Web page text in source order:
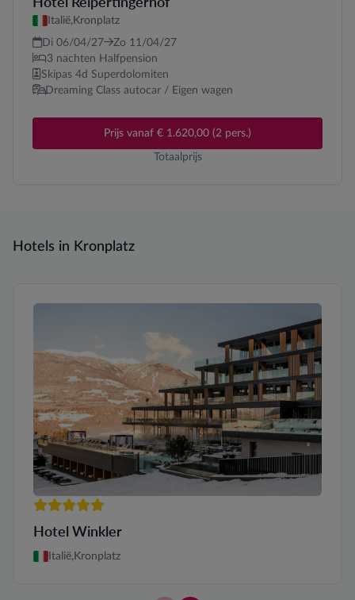
Italië,Kronplatz
Di 06/04/27
Zo 11/04/27
3 nachten Halfpension
Skipas 4d Superdolomiten
Dreaming Class autocar / Eigen wagen
Prijs vanaf € 1.620,00 (2 pers.)
Totaalprijs
Hotels in Kronplatz
5 sterren
Hotel Winkler
Italië,Kronplatz